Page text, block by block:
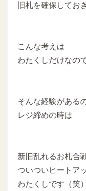
旧札を確保してお
こんな考えは
わたくしだけなの
そんな経験がある
レジ締めの時は
新旧乱れるお札合
ついついヒートア
わたくしです（笑